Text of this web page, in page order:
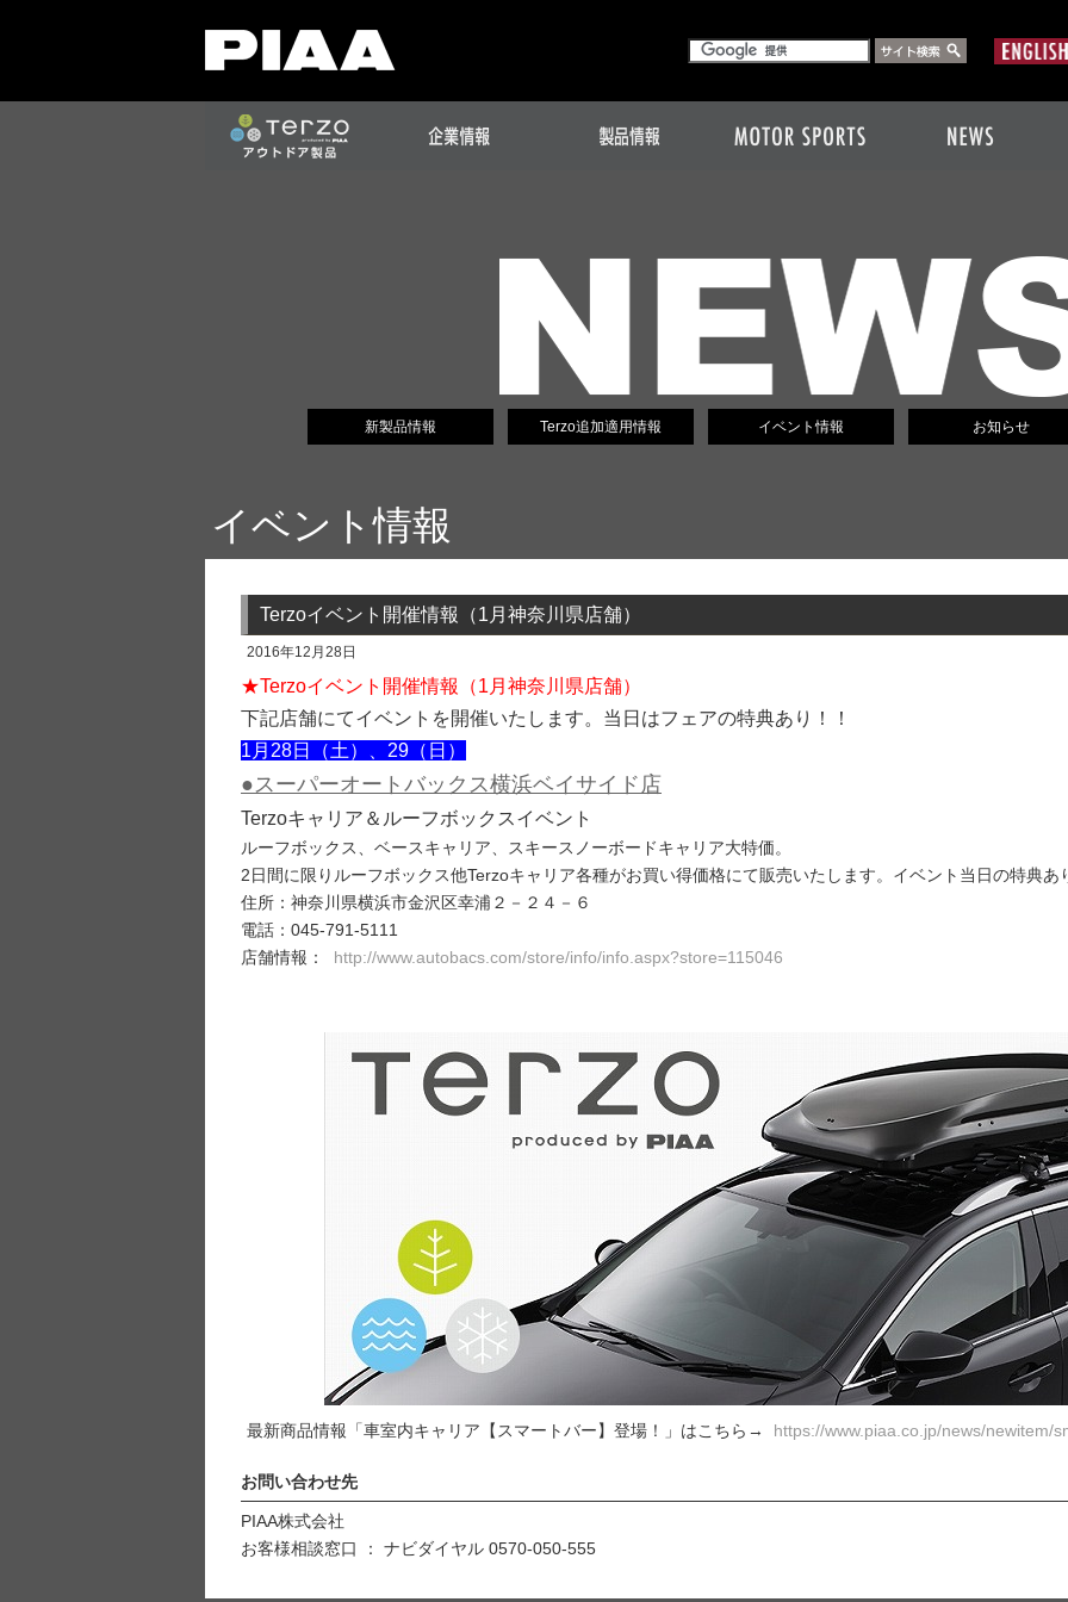
新製品情報 Terzo追加適用情報 イベント情報 お知らせ
イベント情報
Terzoイベント開催情報（1月神奈川県店舗）
2016年12月28日
★Terzoイベント開催情報（1月神奈川県店舗）
下記店舗にてイベントを開催いたします。当日はフェアの特典あり！！
1月28日（土）、29（日）
●スーパーオートバックス横浜ベイサイド店
Terzoキャリア＆ルーフボックスイベント
ルーフボックス、ベースキャリア、スキースノーボードキャリア大特価。
2日間に限りルーフボックス他Terzoキャリア各種がお買い得価格にて販売いたします。イベント当日の特典あ
住所：神奈川県横浜市金沢区幸浦２－２４－６
電話：045-791-5111
店舗情報：
http://www.autobacs.com/store/info/info.aspx?store=115046
最新商品情報「車室内キャリア【スマートバー】登場！」はこちら→ https://www.piaa.co.jp/news/newitem/
お問い合わせ先
PIAA株式会社
お客様相談窓口 ： ナビダイヤル 0570-050-555